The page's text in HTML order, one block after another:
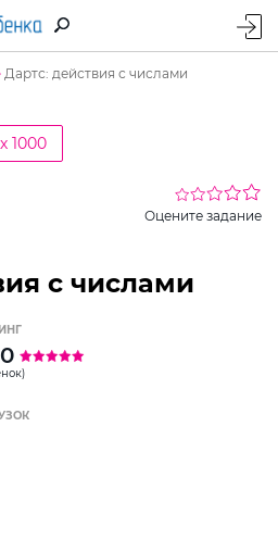
Дартс: действия с числами
1000
Оцените задание
с числами